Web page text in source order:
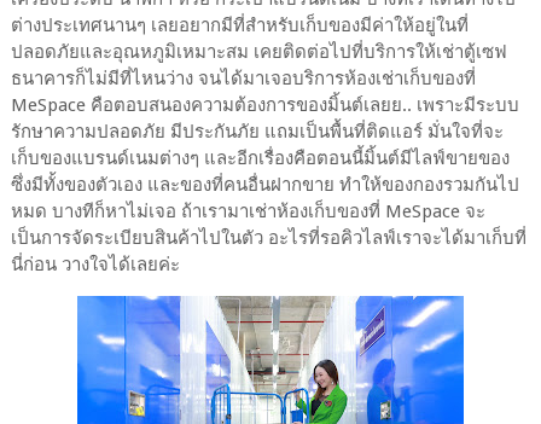
ต่างประเทศนานๆ เลยอยากมีที่สำหรับเก็บของมีค่าให้อยู่ในที่
ปลอดภัยและอุณหภูมิเหมาะสม เคยติดต่อไปที่บริการให้เช่าตู้เซฟ
ธนาคารก็ไม่มีที่ไหนว่าง จนได้มาเจอบริการห้องเช่าเก็บของที่
MeSpace คือตอบสนองความต้องการของมิ้นต์เลยย.. เพราะมีระบบ
รักษาความปลอดภัย มีประกันภัย แถมเป็นพื้นที่ติดแอร์ มั่นใจที่จะ
เก็บของแบรนด์เนมต่างๆ และอีกเรื่องคือตอนนี้มิ้นต์มีไลฟ์ขายของ
ซึ่งมีทั้งของตัวเอง และของที่คนอื่นฝากขาย ทำให้ของกองรวมกันไป
หมด บางทีก็หาไม่เจอ ถ้าเรามาเช่าห้องเก็บของที่ MeSpace จะ
เป็นการจัดระเบียบสินค้าไปในตัว อะไรที่รอคิวไลฟ์เราจะได้มาเก็บที่
นี่ก่อน วางใจได้เลยค่ะ